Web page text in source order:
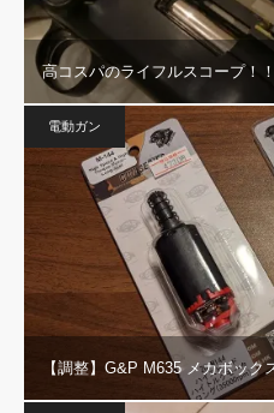
高コスパのライフルスコープ！
電動ガン
【調整】G&P M635 メカボック